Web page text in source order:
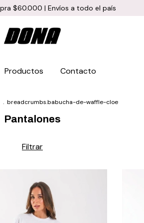
$60.000 | Envíos a todo el país
Productos Contacto
. breadcrumbs.babucha-de-waffle-cloe
Pantalones
Filtrar